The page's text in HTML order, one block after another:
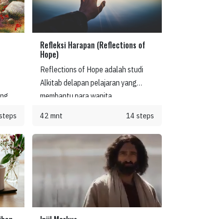
ini,
Refleksi Harapan (Reflections of
Hope)
Reflections of Hope adalah studi
Alkitab delapan pelajaran yang
membantu para wanita
tentang kasih dan kepedulian Yesus
bagi mereka. Mereka belajar
tentang janji-Nya untuk menyertai
mereka di setiap langkah perjalanan
42 mnt 14 steps